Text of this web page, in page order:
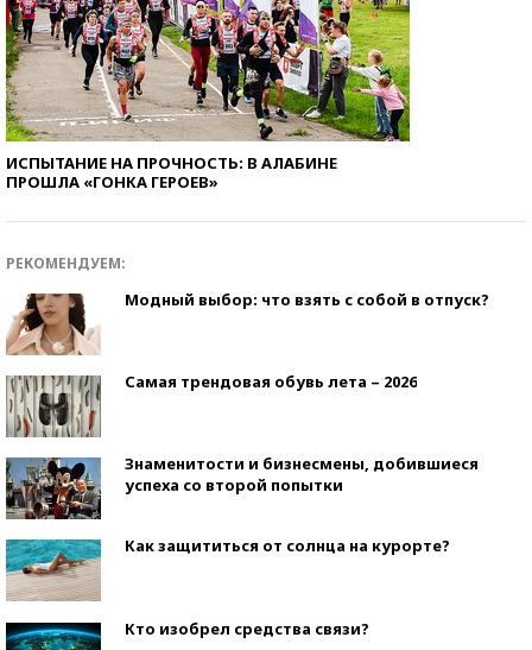
ИСПЫТАНИЕ НА ПРОЧНОСТЬ: В АЛАБИНЕ
ПРОШЛА «ГОНКА ГЕРОЕВ»
РЕКОМЕНДУЕМ:
Модный выбор: что взять с собой в отпуск?
Самая трендовая обувь лета – 2026
Знаменитости и бизнесмены, добившиеся
успеха со второй попытки
Как защититься от солнца на курорте?
Кто изобрел средства связи?